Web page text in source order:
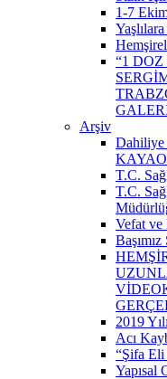
1-7
“1
Arşiv
Dahiliye
T.C.
T.C.
Vefat ve
2019
Acı
“Şifa Eli
Yapısal